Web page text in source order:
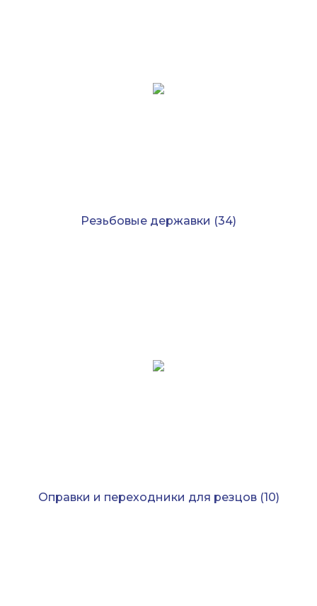
Резьбовые державки (34)
Оправки и переходники для резцов (10)